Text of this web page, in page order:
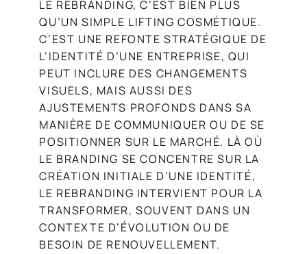
LE REBRANDING, C’EST BIEN PLUS
QU’UN SIMPLE LIFTING COSMÉTIQUE.
C’EST UNE REFONTE STRATÉGIQUE DE
L’IDENTITÉ D’UNE ENTREPRISE, QUI
PEUT INCLURE DES CHANGEMENTS
VISUELS, MAIS AUSSI DES
AJUSTEMENTS PROFONDS DANS SA
MANIÈRE DE COMMUNIQUER OU DE SE
POSITIONNER SUR LE MARCHÉ. LÀ OÙ
LE BRANDING SE CONCENTRE SUR LA
CRÉATION INITIALE D’UNE IDENTITÉ,
LE REBRANDING INTERVIENT POUR LA
TRANSFORMER, SOUVENT DANS UN
CONTEXTE D’ÉVOLUTION OU DE
BESOIN DE RENOUVELLEMENT.